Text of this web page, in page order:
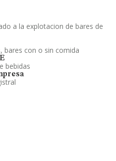
a la explotacion de bares de
bares con o sin comida
bebidas